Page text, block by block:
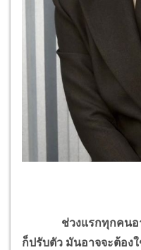
ช่วงแรกทุกคนอาจ
ก็ปรับตัว มันอาจจะต้อง